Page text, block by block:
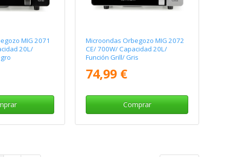
MIG 2071
20L/
Microondas Orbegozo MIG 2072
CE/ 700W/ Capacidad 20L/
Función Grill/ Gris
74,99 €
Comprar